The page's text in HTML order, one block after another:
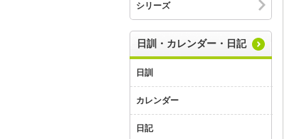
シリーズ
日訓・カレンダー・日記
日訓
カレンダー
日記